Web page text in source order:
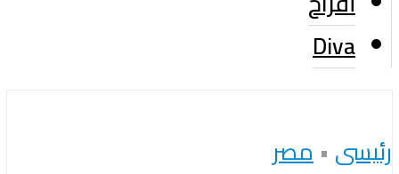
Diva
رئيسى •مصر